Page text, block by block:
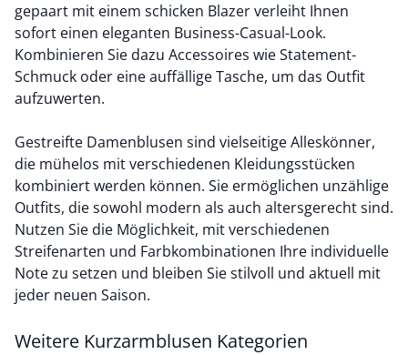
gepaart mit einem schicken Blazer verleiht Ihnen
sofort einen eleganten Business-Casual-Look.
Kombinieren Sie dazu Accessoires wie Statement-
Schmuck oder eine auffällige Tasche, um das Outfit
aufzuwerten.
Gestreifte Damenblusen sind vielseitige Alleskönner,
die mühelos mit verschiedenen Kleidungsstücken
kombiniert werden können. Sie ermöglichen unzählige
Outfits, die sowohl modern als auch altersgerecht sind.
Nutzen Sie die Möglichkeit, mit verschiedenen
Streifenarten und Farbkombinationen Ihre individuelle
Note zu setzen und bleiben Sie stilvoll und aktuell mit
jeder neuen Saison.
Weitere Kurzarmblusen Kategorien